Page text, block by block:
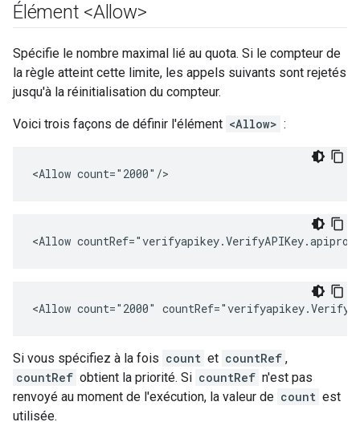
Élément <Allow>
Spécifie le nombre maximal lié au quota. Si le compteur de
la règle atteint cette limite, les appels suivants sont rejetés
jusqu'à la réinitialisation du compteur.
Voici trois façons de définir l'élément <Allow> :
<Allow count="2000"/>
<Allow
<Allow count="2000"
Si vous spécifiez à la fois count et countRef ,
countRef obtient la priorité. Si countRef n'est pas
renvoyé au moment de l'exécution, la valeur de count est
utilisée.